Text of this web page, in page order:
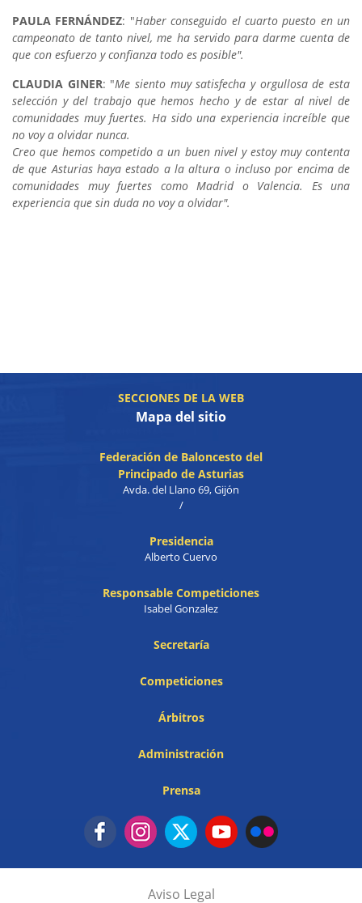
PAULA FERNÁNDEZ: "Haber conseguido el cuarto puesto en un
campeonato de tanto nivel, me ha servido para darme cuenta de
que con esfuerzo y confianza todo es posible".
CLAUDIA GINER: "Me siento muy satisfecha y orgullosa de esta
selección y del trabajo que hemos hecho y de estar al nivel de
comunidades muy fuertes. Ha sido una experiencia increíble que
no voy a olvidar nunca.
Creo que hemos competido a un buen nivel y estoy muy contenta
de que Asturias haya estado a la altura o incluso por encima de
comunidades muy fuertes como Madrid o Valencia. Es una
experiencia que sin duda no voy a olvidar".
SECCIONES DE LA WEB
Mapa del sitio
Federación de Baloncesto del
Principado de Asturias
Avda. del Llano 69, Gijón
/
Presidencia
Alberto Cuervo
Responsable Competiciones
Isabel Gonzalez
Secretaría
Competiciones
Árbitros
Administración
Prensa
Aviso Legal